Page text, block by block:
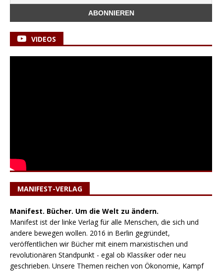
VIDEOS
MANIFEST-VERLAG
Manifest. Bücher. Um die Welt zu ändern.
Manifest ist der linke Verlag für alle Menschen, die sich und
andere bewegen wollen. 2016 in Berlin gegründet,
veröffentlichen wir Bücher mit einem marxistischen und
revolutionären Standpunkt - egal ob Klassiker oder neu
geschrieben. Unsere Themen reichen von Ökonomie, Kampf